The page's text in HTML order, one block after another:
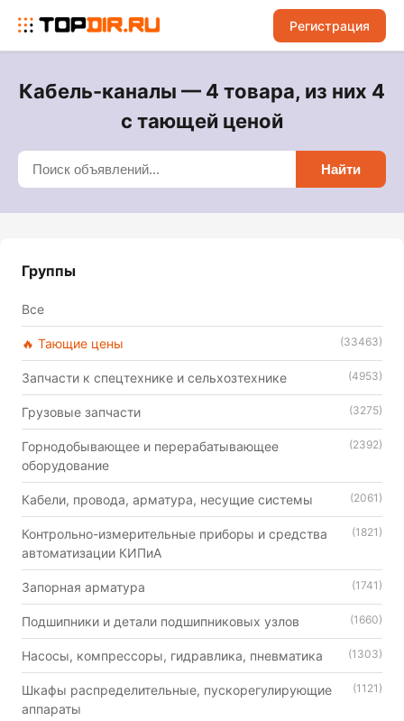
Регистрация
Кабель-каналы — 4 товара, из них 4
с тающей ценой
Найти
Группы
Все
🔥 Тающие цены (33463)
Запчасти к спецтехнике и сельхозтехнике (4953)
Грузовые запчасти (3275)
Горнодобывающее и перерабатывающее
оборудование
(2392)
Кабели, провода, арматура, несущие системы (2061)
Контрольно-измерительные приборы и средства
автоматизации КИПиА
(1821)
Запорная арматура (1741)
Подшипники и детали подшипниковых узлов (1660)
Насосы, компрессоры, гидравлика, пневматика (1303)
Шкафы распределительные, пускорегулирующие
аппараты
(1121)